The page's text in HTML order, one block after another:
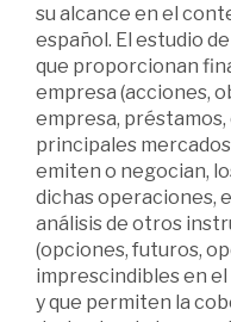
su alcance en el
español. El estudio
que proporcionan
empresa (acciones,
empresa, préstamos,
principales
emiten o negocian,
dichas operaciones,
análisis de otros
(opciones, futuros,
imprescindibles en
y que permiten la